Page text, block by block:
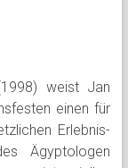
weist Jan
einen für
Erlebnis-
Ägyptologen